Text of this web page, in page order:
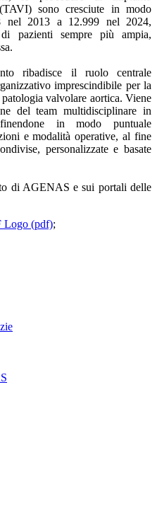
sono cresciute in modo
nel 2013 a 12.999 nel 2024,
pazienti sempre più ampia,
ribadisce il ruolo centrale
imprescindibile per la
valvolare aortica. Viene
del team multidisciplinare in
in modo puntuale
e modalità operative, al fine
personalizzate e basate
di AGENAS e sui portali delle
(pdf);